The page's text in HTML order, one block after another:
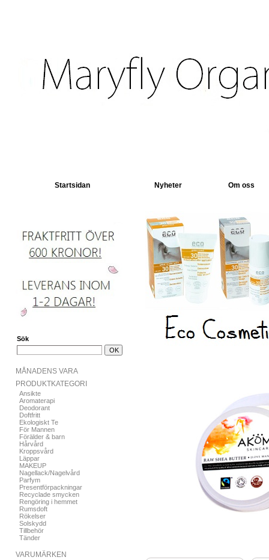
Startsidan Nyheter Om oss
Sök
MÅNADENS VARA
PRODUKTKATEGORI
Ansikte
Aromaterapi
Deodorant
Doftfritt
Ekologiskt Te
För Mannen
Förälder & barn
Hårvård
Kroppsvård
Läppar
MAKEUP
Nagellack/Nagelvård
Parfym
Presentförpackningar
Recyclade smycken
Rengöring i hemmet
Rumsdoft
Rökelser
Solskydd
Tillbehör
Tänder
VARUMÄRKEN